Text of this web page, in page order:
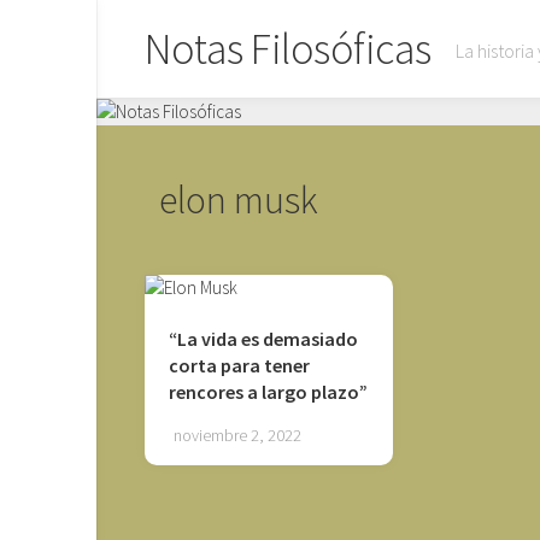
Notas Filosóficas La
elon musk
“La vida es demasiado
corta para tener
rencores a largo plazo”
noviembre 2, 2022